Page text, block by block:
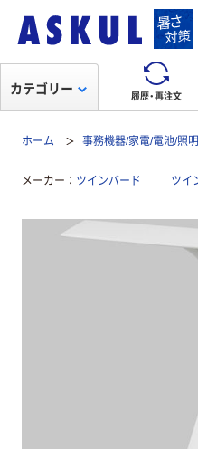
履歴・再注文
カテゴリー
ホーム 事務機器/家電/電池/照明
メーカー ツインバード ツイ